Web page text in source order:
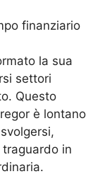
finanziario
la sua
settori
Questo
è lontano
traguardo in